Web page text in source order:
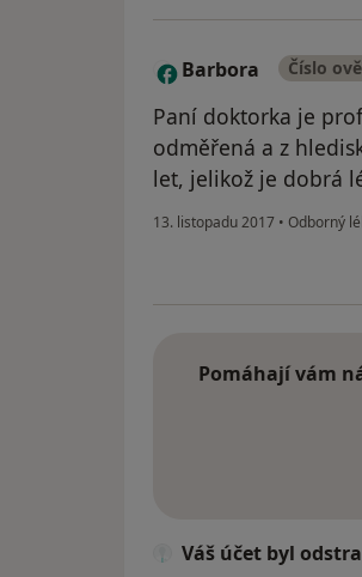
B Barbora Číslo
Paní doktorka je
odměřená a z
let, jelikož je dobrá
13. listopadu 2017 • Odborný
Pomáhají vám
Váš účet byl